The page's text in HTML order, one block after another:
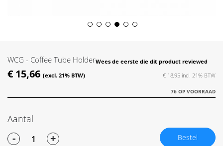
WCG - Coffee Tube HolderWees de eerste die dit product reviewed
€ 15,66 € 18,95
76 OP VOORRAAD
Aantal
- + Bestel
the
beginning
of